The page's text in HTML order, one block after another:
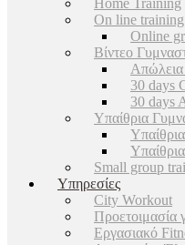
Home Training
On line training
Online
Βίντεο
30 days
30 days
Υπαίθρια
Small group
Υπηρεσίες
City Workout
Εργασιακό